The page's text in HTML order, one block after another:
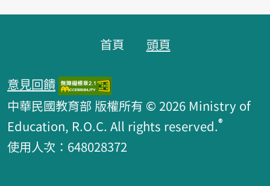
首頁 頭頁
意見回饋
中華民國教育部 版權所有 © 2026 Ministry of
Education, R.O.C. All rights reserved.®
使用人次：648028372